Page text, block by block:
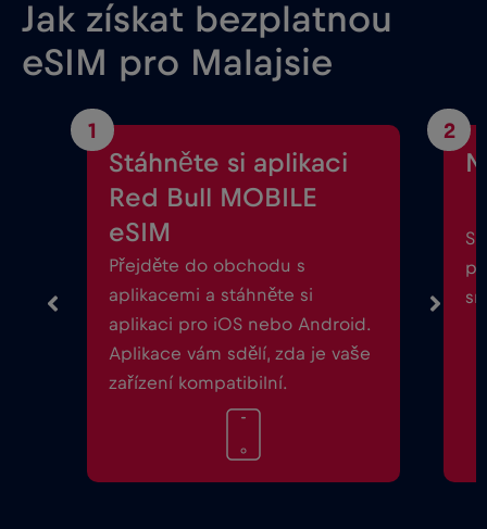
Jak získat bezplatnou
eSIM pro Malajsie
1
Stáhněte si aplikaci
Red Bull MOBILE
eSIM
Přejděte do obchodu s
aplikacemi a stáhněte si
aplikaci pro iOS nebo Android.
Aplikace vám sdělí, zda je vaše
zařízení kompatibilní.
2